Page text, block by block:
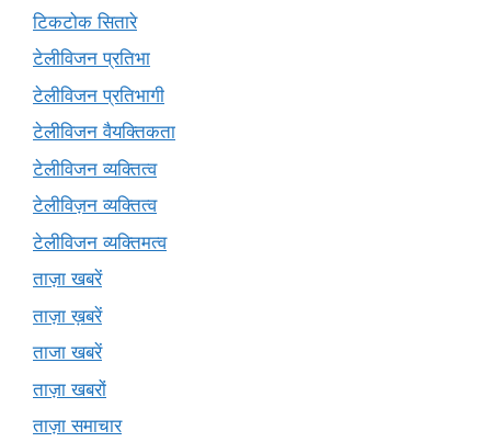
टिकटोक सितारे
टेलीविजन प्रतिभा
टेलीविजन प्रतिभागी
टेलीविजन वैयक्तिकता
टेलीविजन व्यक्तित्व
टेलीविज़न व्यक्तित्व
टेलीविजन व्यक्तिमत्व
ताज़ा खबरें
ताज़ा ख़बरें
ताजा खबरें
ताज़ा खबरों
ताज़ा समाचार